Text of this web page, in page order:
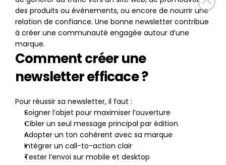
des produits ou événements, ou encore de nourrir une
relation de confiance. Une bonne newsletter contribue
à créer une communauté engagée autour d’une
marque.
Comment créer une
newsletter efficace ?
Pour réussir sa newsletter, il faut :
Soigner l’objet pour maximiser l’ouverture
Cibler un seul message principal par édition
Adopter un ton cohérent avec sa marque
Intégrer un call-to-action clair
Tester l’envoi sur mobile et desktop